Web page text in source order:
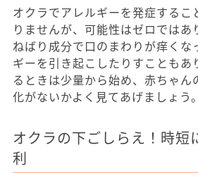
オクラでアレルギーを発症するこ
りませんが、可能性はゼロではあ
ねばり成分で口のまわりが痒くな
ギーを引き起こしたりすこともあ
るときは少量から始め、赤ちゃん
化がないかよく見てあげましょう。
オクラの下ごしらえ！時短
利